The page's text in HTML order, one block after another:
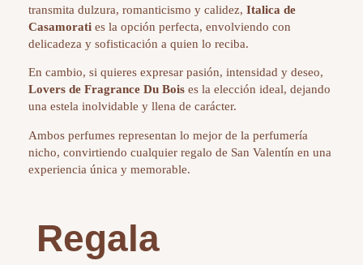
transmita dulzura, romanticismo y calidez, Italica de
Casamorati es la opción perfecta, envolviendo con
delicadeza y sofisticación a quien lo reciba.
En cambio, si quieres expresar pasión, intensidad y deseo,
Lovers de Fragrance Du Bois es la elección ideal, dejando
una estela inolvidable y llena de carácter.
Ambos perfumes representan lo mejor de la perfumería
nicho, convirtiendo cualquier regalo de San Valentín en una
experiencia única y memorable.
Regala